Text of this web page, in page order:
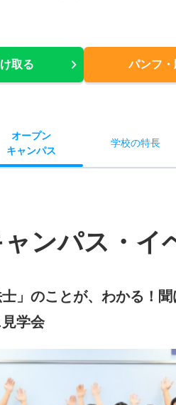
取る パンフ・
オープン
キャンパス
学校の特長
ンパス・イ
」のことが、わかる！
学会